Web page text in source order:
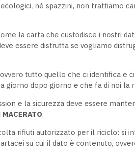
né spazzini, non trattiamo
la carta che custodisce i nostri
essere distrutta se vogliamo
tutto quello che ci identifica e
dopo giorno e che fa di noi la
e la sicurezza deve essere
MACERATO.
rifiuti autorizzato per il riciclo: si
su cui il dato è contenuto,